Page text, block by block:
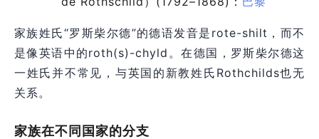
家族姓氏“罗斯柴尔德”的德语发音是rote-shilt，而不
是像英语中的roth(s)-chyld。在德国，罗斯柴尔德这
一姓氏并不常见，与英国的新教姓氏Rothchilds也无
关系。
家族在不同国家的分支